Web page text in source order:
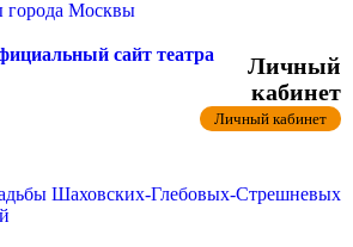
города Москвы
сайт театра
Шаховских-Глебовых-Стрешневых
Личный
кабинет
Личный кабинет